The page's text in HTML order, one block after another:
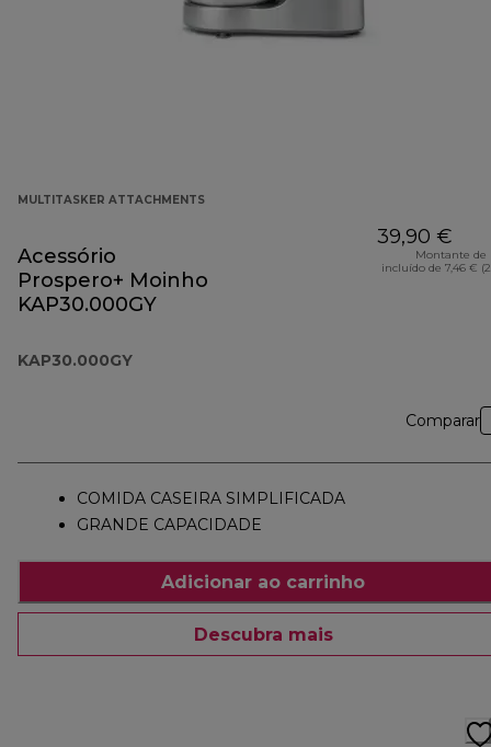
MULTITASKER ATTACHMENTS
Acessório
Prospero+ Moinho
KAP30.000GY
KAP30.000GY
39,90 €
Montante de
incluído de 7,46 €
Comparar
COMIDA CASEIRA SIMPLIFICADA
GRANDE CAPACIDADE
Adicionar ao carrinho
Descubra mais